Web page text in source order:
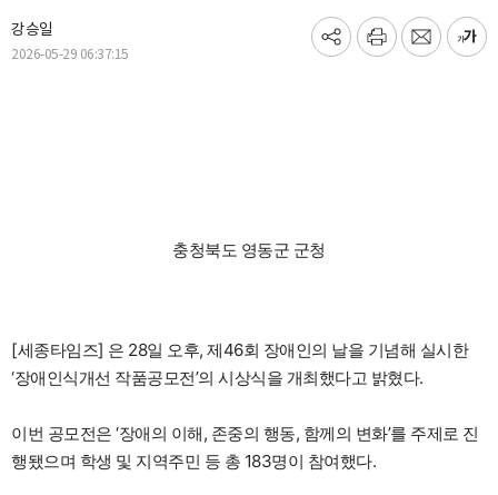
강승일
2026-05-29 06:37:15
기
프
메
글
충청북도 영동군 군청
[세종타임즈] 은 28일 오후, 제46회 장애인의 날을 기념해 실시한
‘장애인식개선 작품공모전’의 시상식을 개최했다고 밝혔다.
이번 공모전은 ‘장애의 이해, 존중의 행동, 함께의 변화’를 주제로 진
행됐으며 학생 및 지역주민 등 총 183명이 참여했다.